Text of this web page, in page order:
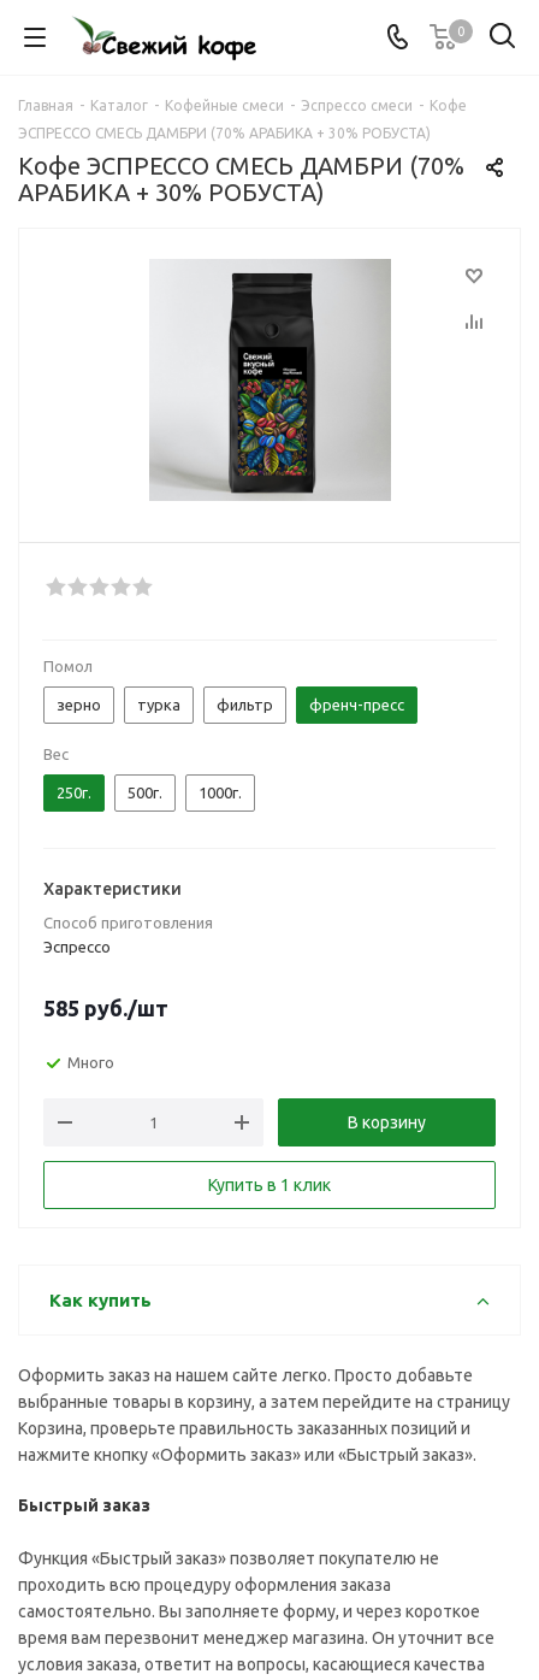
0
Главная - Каталог - Кофейные смеси - Эспрессо смеси - Кофе
ЭСПРЕССО СМЕСЬ ДАМБРИ (70% АРАБИКА + 30% РОБУСТА)
Кофе ЭСПРЕССО СМЕСЬ ДАМБРИ (70%
АРАБИКА + 30% РОБУСТА)
Помол
зерно турка фильтр френч-пресс
Вес
250г. 500г. 1000г.
Характеристики
Способ приготовления
Эспрессо
585 руб./шт
Много
В корзину
Купить в 1 клик
Как купить
Оформить заказ на нашем сайте легко. Просто добавьте
выбранные товары в корзину, а затем перейдите на страницу
Корзина, проверьте правильность заказанных позиций и
нажмите кнопку «Оформить заказ» или «Быстрый заказ».
Быстрый заказ
Функция «Быстрый заказ» позволяет покупателю не
проходить всю процедуру оформления заказа
самостоятельно. Вы заполняете форму, и через короткое
время вам перезвонит менеджер магазина. Он уточнит все
условия заказа, ответит на вопросы, касающиеся качества